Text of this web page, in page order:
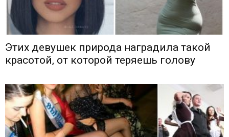
Этих девушек природа наградила такой
красотой, от которой теряешь голову